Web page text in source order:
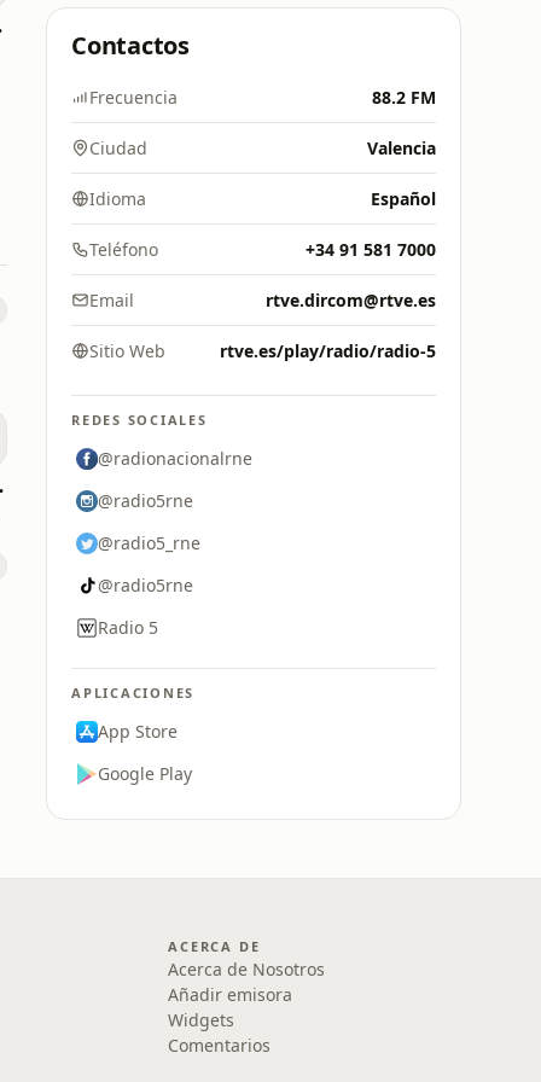
Contactos
Frecuencia 88.2 FM
Ciudad Valencia
Idioma Español
Teléfono +34 91 581 7000
Email rtve.dircom@rtve.es
Sitio Web rtve.es/play/radio/radio-5
REDES SOCIALES
@radionacionalrne
@radio5rne
@radio5_rne
@radio5rne
Radio 5
APLICACIONES
App Store
Google Play
ACERCA DE
Acerca de Nosotros
Añadir emisora
Widgets
Comentarios